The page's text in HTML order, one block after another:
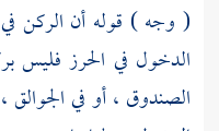
( وجه ) قوله أن الركن
الدخول في الحرز فليس
الصندوق ، أو في